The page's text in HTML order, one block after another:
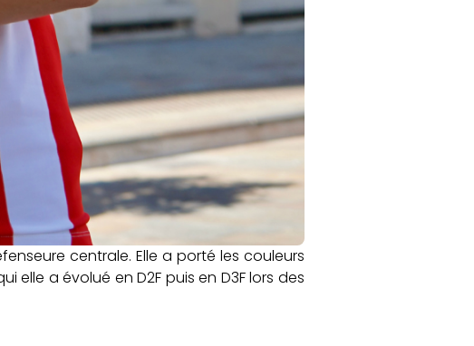
centrale. Elle a porté les couleurs
elle a évolué en D2F puis en D3F lors des